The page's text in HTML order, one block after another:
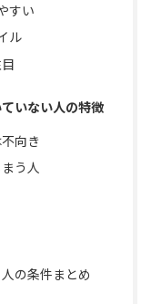
すい
ル
いない人の特徴
向き
う人
の条件まとめ